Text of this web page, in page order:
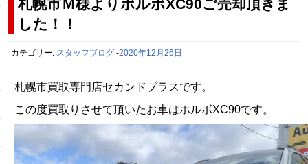
札幌市Ｍ様よりボルボXC90ご売却頂きま
した！！
カテゴリー: スタッフブログ -2020年12月26日
札幌市買取専門店セカンドプラスです。
この度買取りさせて頂いたお車はホルボXC90です。